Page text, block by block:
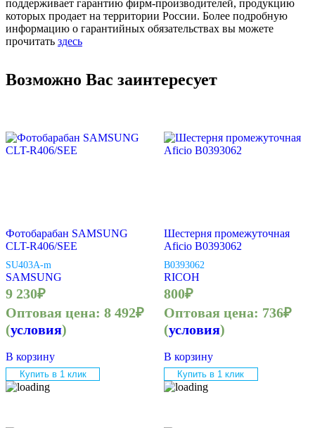
поддерживает гарантию фирм-производителей, продукцию
которых продает на территории России. Более подробную
информацию о гарантийных обязательствах вы можете
прочитать здесь
Возможно Вас заинтересует
Фотобарабан SAMSUNG
CLT-R406/SEE
SU403A-m
SAMSUNG
9 230₽
Оптовая цена: 8 492₽
(условия)
В корзину
Купить в 1 клик
Шестерня промежуточная
Aficio B0393062
B0393062
RICOH
800₽
Оптовая цена: 736₽
(условия)
В корзину
Купить в 1 клик